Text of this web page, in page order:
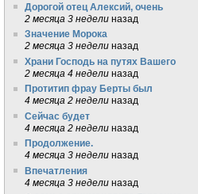
Дорогой отец Алексий, очень
2 месяца 3 недели назад
Значение Морока
2 месяца 3 недели назад
Храни Господь на путях Вашего
2 месяца 4 недели назад
Протитип фрау Берты был
4 месяца 2 недели назад
Сейчас будет
4 месяца 2 недели назад
Продолжение.
4 месяца 3 недели назад
Впечатления
4 месяца 3 недели назад